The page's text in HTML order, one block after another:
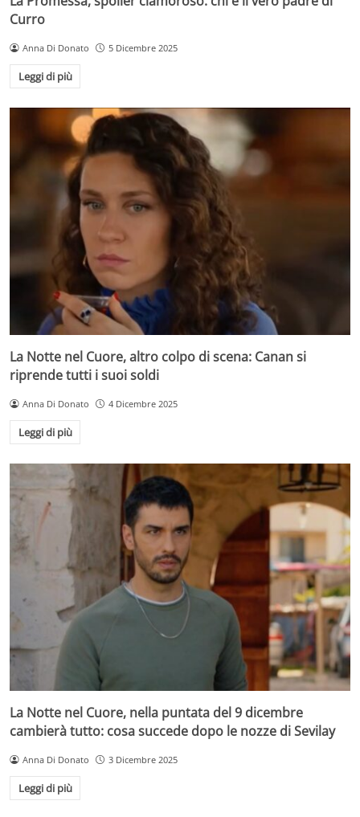
Curro
Anna Di Donato 5 Dicembre 2025
Leggi di più
La Notte nel Cuore, altro colpo di scena: Canan si
riprende tutti i suoi soldi
Anna Di Donato 4 Dicembre 2025
Leggi di più
La Notte nel Cuore, nella puntata del 9 dicembre
cambierà tutto: cosa succede dopo le nozze di Sevilay
Anna Di Donato 3 Dicembre 2025
Leggi di più